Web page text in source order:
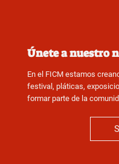
Únete a nuestro
En el FICM estamos
festival, pláticas,
formar parte de la